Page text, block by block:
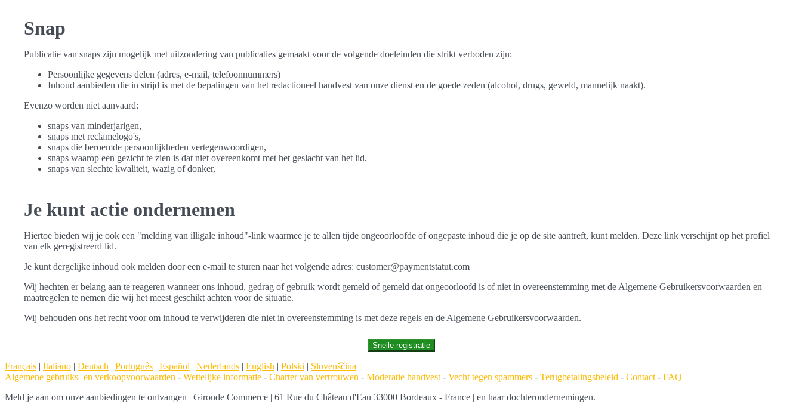
Snap
Publicatie van snaps zijn mogelijk met uitzondering van publicaties gemaakt voor de volgende doeleinden die strikt verboden zijn:
Persoonlijke gegevens delen (adres, e-mail, telefoonnummers)
Inhoud aanbieden die in strijd is met de bepalingen van het redactioneel handvest van onze dienst en de goede zeden (alcohol, drugs, geweld, mannelijk naakt).
Evenzo worden niet aanvaard:
snaps van minderjarigen,
snaps met reclamelogo's,
snaps die beroemde persoonlijkheden vertegenwoordigen,
snaps waarop een gezicht te zien is dat niet overeenkomt met het geslacht van het lid,
snaps van slechte kwaliteit, wazig of donker,
Je kunt actie ondernemen
Hiertoe bieden wij je ook een "melding van illigale inhoud"-link waarmee je te allen tijde ongeoorloofde of ongepaste inhoud die je op de site aantreft, kunt melden. Deze link verschijnt op het profiel
van elk geregistreerd lid.
Je kunt dergelijke inhoud ook melden door een e-mail te sturen naar het volgende adres: customer@paymentstatut.com
Wij hechten er belang aan te reageren wanneer ons inhoud, gedrag of gebruik wordt gemeld of gemeld dat ongeoorloofd is of niet in overeenstemming met de Algemene Gebruikersvoorwaarden en
maatregelen te nemen die wij het meest geschikt achten voor de situatie.
Wij behouden ons het recht voor om inhoud te verwijderen die niet in overeenstemming is met deze regels en de Algemene Gebruikersvoorwaarden.
Snelle registratie
Français | Italiano | Deutsch | Português | Español | Nederlands | English | Polski | Slovenščina
Algemene gebruiks- en verkoopvoorwaarden - Wettelijke informatie - Charter van vertrouwen - Moderatie handvest - Vecht tegen spammers - Terugbetalingsbeleid - Contact - FAQ
Meld je aan om onze aanbiedingen te ontvangen | Gironde Commerce | 61 Rue du Château d'Eau 33000 Bordeaux - France | en haar dochterondernemingen.